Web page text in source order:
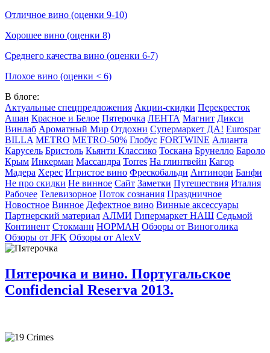
Отличное вино (оценки 9-10)
Хорошее вино (оценки 8)
Среднего качества вино (оценки 6-7)
Плохое вино (оценки < 6)
В блоге:
Актуальные спецпредложения Акции-скидки Перекресток
Ашан Красное и Белое Пятерочка ЛЕНТА Магнит Дикси
Винлаб Ароматный Мир Отдохни Супермаркет ДА! Eurospar
BILLA METRO METRO-50% Глобус FORTWINE Алианта
Карусель Бристоль Кьянти Классико Тоскана Брунелло Бароло
Крым Инкерман Массандра Torres На глинтвейн Кагор
Мадера Херес Игристое вино Фрескобальди Антинори Банфи
Не про скидки Не винное Сайт Заметки Путешествия Италия
Рабочее Телевизорное Поток сознания Праздничное
Новостное Винное Дефектное вино Винные аксессуары
Партнерский материал АЛМИ Гипермаркет НАШ Седьмой
Континент Стокманн НОРМАН Обзоры от Виноголика
Обзоры от JFK Обзоры от AlexV
Пятерочка и вино. Португальское
Confidencial Reserva 2013.